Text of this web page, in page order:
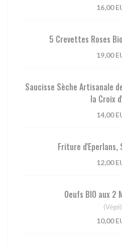
16,00
5 Crevettes Roses
19,00
Saucisse Sèche Artisanale
la Croix
14,00
Friture d'Eperlans,
12,00
Oeufs BIO aux 2
(Végé)
10,00